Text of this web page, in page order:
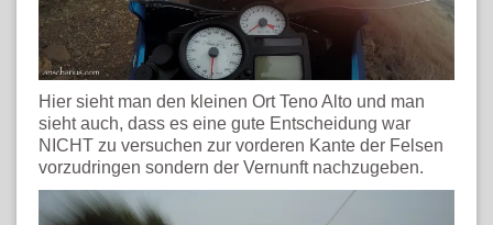
Hier sieht man den kleinen Ort Teno Alto und man
sieht auch, dass es eine gute Entscheidung war
NICHT zu versuchen zur vorderen Kante der Felsen
vorzudringen sondern der Vernunft nachzugeben.